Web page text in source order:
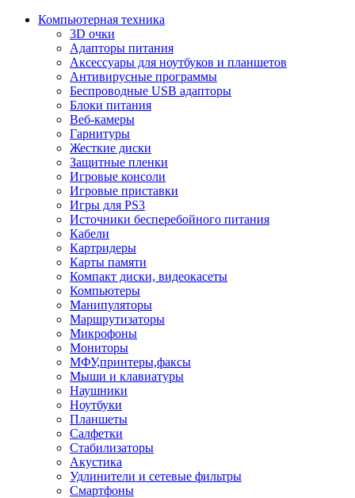
Компьютерная техника
3D очки
Адапторы питания
Аксессуары для ноутбуков и планшетов
Антивирусные программы
Беспроводные USB адапторы
Блоки питания
Веб-камеры
Гарнитуры
Жесткие диски
Защитные пленки
Игровые консоли
Игровые приставки
Игры для PS3
Источники бесперебойного питания
Кабели
Картридеры
Карты памяти
Компакт диски, видеокасеты
Компьютеры
Манипуляторы
Маршрутизаторы
Микрофоны
Мониторы
МФУ,принтеры,факсы
Мыши и клавиатуры
Наушники
Ноутбуки
Планшеты
Салфетки
Стабилизаторы
Акустика
Удлинители и сетевые фильтры
Смартфоны